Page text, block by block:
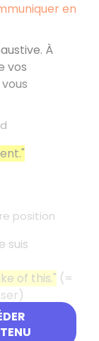
en
À
vos
position
suis
of this." (=